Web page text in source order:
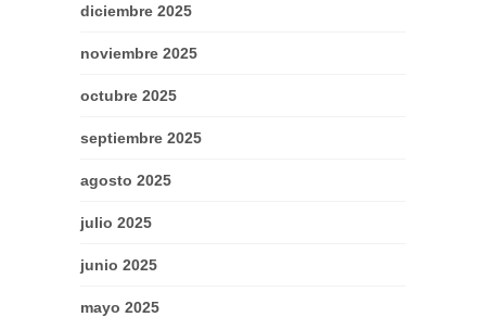
diciembre 2025
noviembre 2025
octubre 2025
septiembre 2025
agosto 2025
julio 2025
junio 2025
mayo 2025